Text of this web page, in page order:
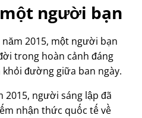
người bạn
2015, một người bạn
trong hoàn cảnh đáng
đường giữa ban ngày.
2015, người sáng lập đã
nhận thức quốc tế về